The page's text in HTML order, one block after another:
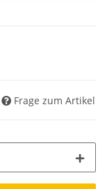
Frage zum Artikel